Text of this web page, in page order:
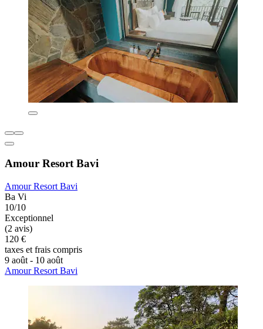
Amour Resort Bavi
Amour Resort Bavi
Ba Vi
10/10
Exceptionnel
(2 avis)
120 €
taxes et frais compris
9 août - 10 août
Amour Resort Bavi